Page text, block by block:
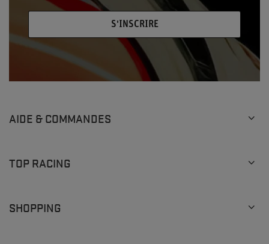
S'INSCRIRE
AIDE & COMMANDES
TOP RACING
SHOPPING